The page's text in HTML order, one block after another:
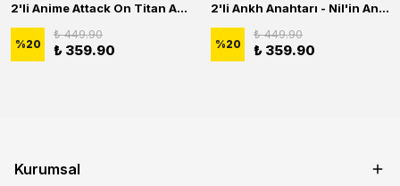
2'li Anime Attack On Titan Acrylic Maria Anime Naruto Erkek Kadın Kolye Seti
%20
₺ 449.90
₺ 359.90
2'li Ankh Anahtarı - Nil'in Anahtarı - Kuru Kafa Erkek Kadın Kolye Seti
%20
₺ 449.90
₺ 359.90
Kurumsal